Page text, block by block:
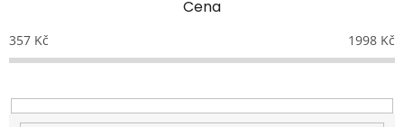
o
d
k
t
Cena
357 Kč 1998 Kč